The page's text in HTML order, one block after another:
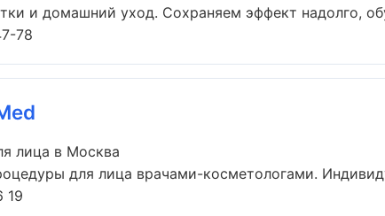
и домашний уход. Сохраняем эффект надолго,
78
лица в Москва
для лица врачами-косметологами.
19